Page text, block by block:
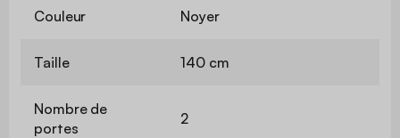
Couleur Noyer
Taille 140 cm
Nombre de
portes
2